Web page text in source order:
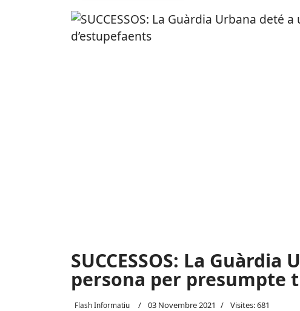
SUCCESSOS: La
persona per presumpte
Flash Informatiu 03 Novembre 2021 Visites: 681